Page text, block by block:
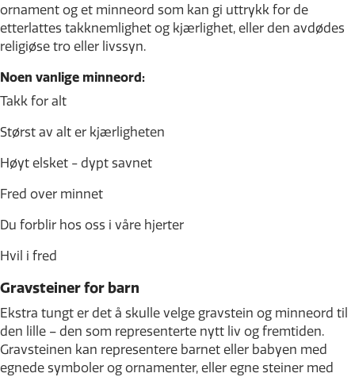
ornament og et minneord som kan gi uttrykk for de
etterlattes takknemlighet og kjærlighet, eller den avdødes
religiøse tro eller livssyn.
Noen vanlige minneord:
Takk for alt
Størst av alt er kjærligheten
Høyt elsket - dypt savnet
Fred over minnet
Du forblir hos oss i våre hjerter
Hvil i fred
Gravsteiner for barn
Ekstra tungt er det å skulle velge gravstein og minneord til
den lille – den som representerte nytt liv og fremtiden.
Gravsteinen kan representere barnet eller babyen med
egnede symboler og ornamenter, eller egne steiner med